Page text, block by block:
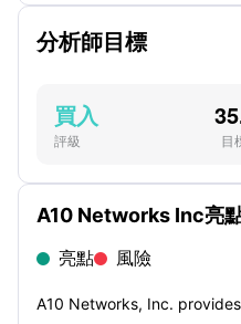
A10 Networks Inc亮
亮點 風險
A10 Networks, Inc.
分析師目標
買入
評級 目